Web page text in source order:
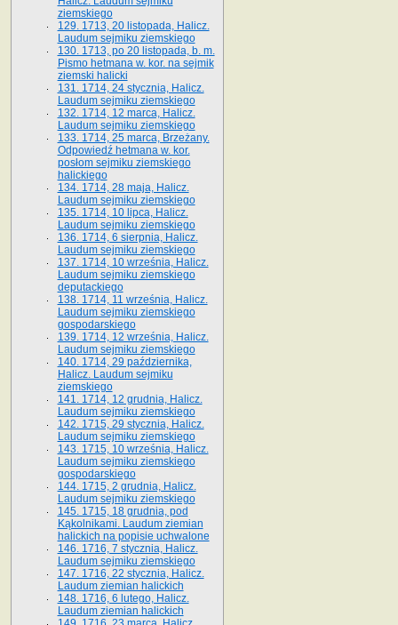
ziemskiego
129. 1713, 20 listopada, Halicz.
Laudum sejmiku ziemskiego
130. 1713, po 20 listopada, b. m.
Pismo hetmana w. kor. na sejmik
ziemski halicki
131. 1714, 24 stycznia, Halicz.
Laudum sejmiku ziemskiego
132. 1714, 12 marca, Halicz.
Laudum sejmiku ziemskiego
133. 1714, 25 marca, Brzeżany.
Odpowiedź hetmana w. kor.
posłom sejmiku ziemskiego
halickiego
134. 1714, 28 maja, Halicz.
Laudum sejmiku ziemskiego
135. 1714, 10 lipca, Halicz.
Laudum sejmiku ziemskiego
136. 1714, 6 sierpnia, Halicz.
Laudum sejmiku ziemskiego
137. 1714, 10 września, Halicz.
Laudum sejmiku ziemskiego
deputackiego
138. 1714, 11 września, Halicz.
Laudum sejmiku ziemskiego
gospodarskiego
139. 1714, 12 września, Halicz.
Laudum sejmiku ziemskiego
140. 1714, 29 października,
Halicz. Laudum sejmiku
ziemskiego
141. 1714, 12 grudnia, Halicz.
Laudum sejmiku ziemskiego
142. 1715, 29 stycznia, Halicz.
Laudum sejmiku ziemskiego
143. 1715, 10 września, Halicz.
Laudum sejmiku ziemskiego
gospodarskiego
144. 1715, 2 grudnia, Halicz.
Laudum sejmiku ziemskiego
145. 1715, 18 grudnia, pod
Kąkolnikami. Laudum ziemian
halickich na popisie uchwalone
146. 1716, 7 stycznia, Halicz.
Laudum sejmiku ziemskiego
147. 1716, 22 stycznia, Halicz.
Laudum ziemian halickich
148. 1716, 6 lutego, Halicz.
Laudum ziemian halickich